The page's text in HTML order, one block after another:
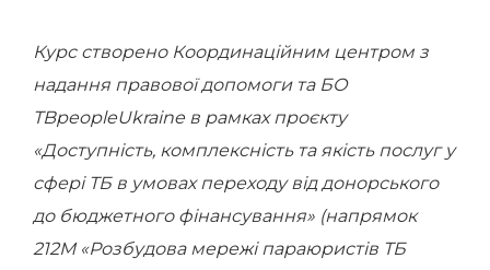
Курс створено Координаційним центром з
надання правової допомоги та БО
TBpeopleUkraine в рамках проєкту
«Доступність, комплексність та якість послуг у
сфері ТБ в умовах переходу від донорського
до бюджетного фінансування» (напрямок
212М «Розбудова мережі параюристів ТБ